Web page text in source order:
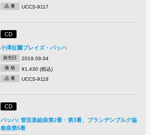
品 番 UCCS-9117
CD
小澤征爾プレイズ・バッハ
発売日 2019.09.04
価 格 ¥1,430 (税込)
品 番 UCCS-9118
CD
バッハ: 管弦楽組曲第2番・第3番、ブランデンブルク協
奏曲第5番